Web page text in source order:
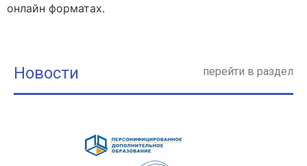
онлайн форматах.
Новости перейти в раздел